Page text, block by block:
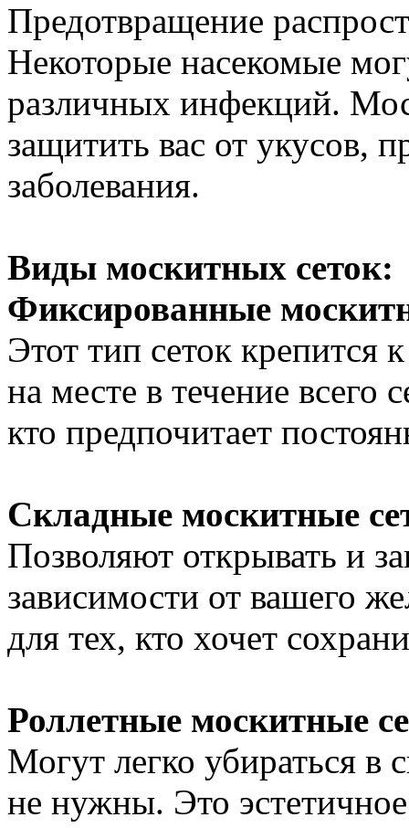
Предотвращение
Некоторые насекомые
различных инфекций.
защитить вас от укусов,
заболевания.
Виды москитных сеток:
Фиксированные
Этот тип сеток крепится
на месте в течение всего
кто предпочитает
Складные москитные
Позволяют открывать и
зависимости от вашего
для тех, кто хочет
Роллетные москитные
Могут легко убираться в
не нужны. Это